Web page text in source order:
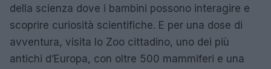
della scienza dove i bambini possono interagire e
scoprire curiosità scientifiche. E per una dose di
avventura, visita lo Zoo cittadino, uno dei più
antichi d’Europa, con oltre 500 mammiferi e una